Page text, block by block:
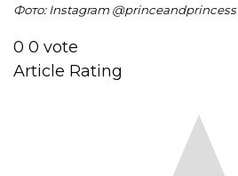
Фото: Instagram @princeandprincess
0 0 vote
Article Rating